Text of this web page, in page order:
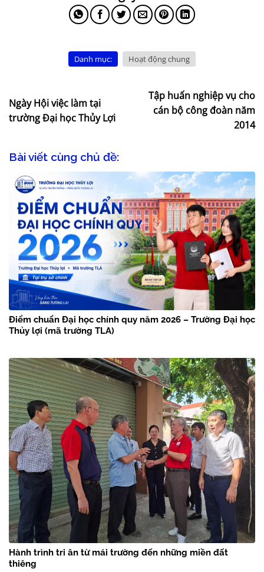
Danh mục: Hoạt động chung
Ngày Hội việc làm tại
trường Đại học Thủy Lợi
Tập huấn nghiệp vụ cho
cán bộ công đoàn năm
2014
Bài viết cùng chủ đề:
Điểm chuẩn Đại học chính quy năm 2026 – Trường Đại học
Thủy lợi (mã trường TLA)
Hành trình tri ân từ mái trường đến những miền đất
thiêng